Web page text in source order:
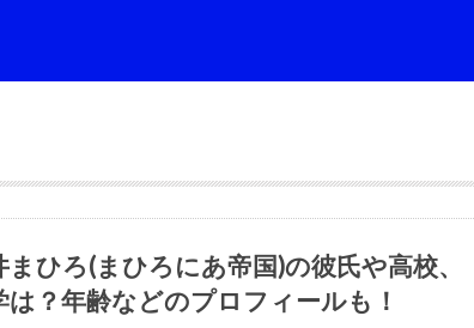
まひろ(まひろにあ帝国)の彼氏や高校、
は？年齢などのプロフィールも！